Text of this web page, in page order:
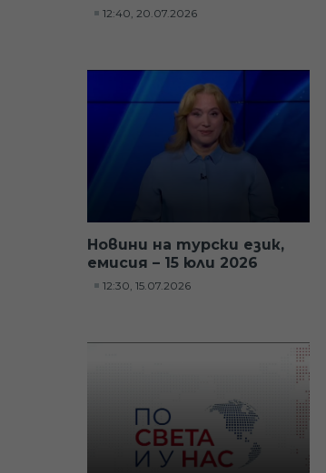
12:40, 20.07.2026
Новини на турски език,
емисия – 15 юли 2026
12:30, 15.07.2026